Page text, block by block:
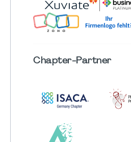
Chapter-Partner